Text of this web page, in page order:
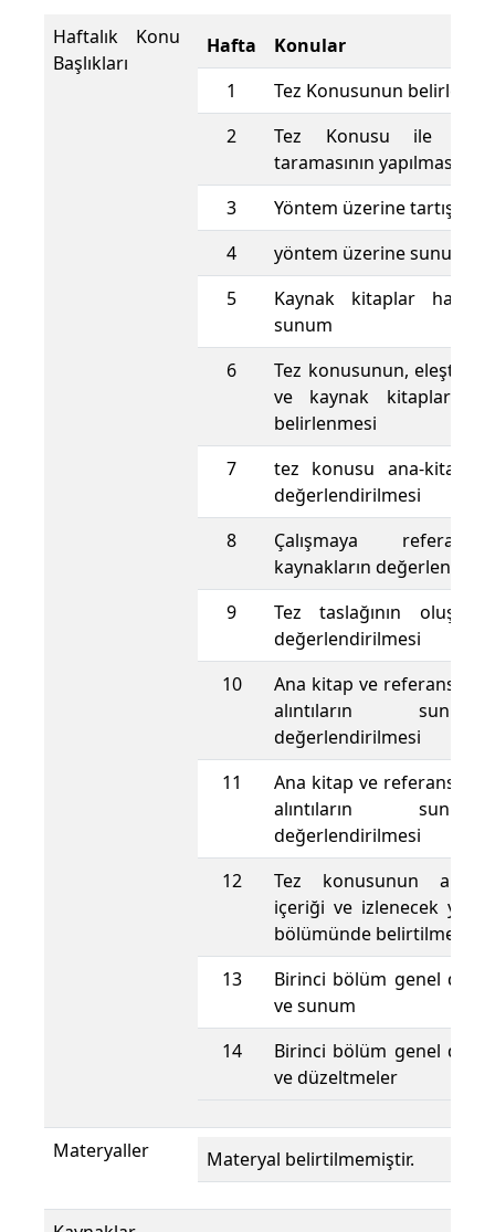
Haftalık Konu
Başlıkları
Hafta
Konular
1
Tez Konusunun
2
Tez Konusu ile ilgili
taramasının yapılması
3
Yöntem üzerine tartışma
4
yöntem üzerine sunu
5
Kaynak kitaplar
sunum
6
Tez konusunun, eleştiri
ve kaynak kitapların
belirlenmesi
7
tez konusu ana-kitap
değerlendirilmesi
8
Çalışmaya
kaynakların
9
Tez taslağının
değerlendirilmesi
10
Ana kitap ve referans
alıntıların
değerlendirilmesi
11
Ana kitap ve referans
alıntıların
değerlendirilmesi
12
Tez konusunun
içeriği ve izlenecek
bölümünde belirtilmesi
13
Birinci bölüm genel
ve sunum
14
Birinci bölüm genel
ve düzeltmeler
Materyaller Materyal belirtilmemiştir.